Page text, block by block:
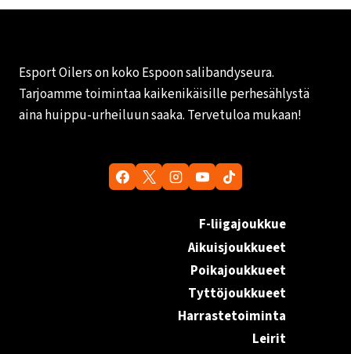
Esport Oilers on koko Espoon salibandyseura.
Tarjoamme toimintaa kaikenikäisille perhesählystä
aina huippu-urheiluun saaka. Tervetuloa mukaan!
F-liigajoukkue
Aikuisjoukkueet
Poikajoukkueet
Tyttöjoukkueet
Harrastetoiminta
Leirit